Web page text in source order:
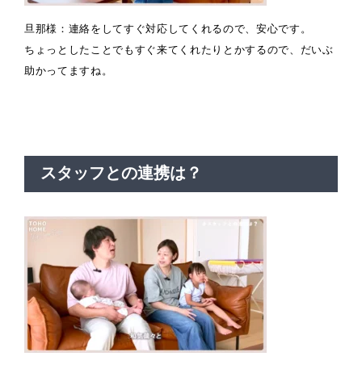
旦那様：連絡をしてすぐ対応してくれるので、安心です。
ちょっとしたことでもすぐ来てくれたりとかするので、だいぶ
助かってますね。
スタッフとの連携は？